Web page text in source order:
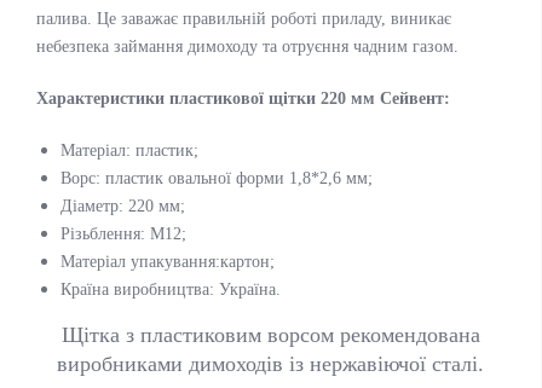
палива. Це заважає правильній роботі приладу, виникає
небезпека займання димоходу та отруєння чадним газом.
Характеристики пластикової щітки 220 мм Сейвент:
Матеріал: пластик;
Ворс: пластик овальної форми 1,8*2,6 мм;
Діаметр: 220 мм;
Різьблення: М12;
Матеріал упакування:картон;
Країна виробництва: Україна.
Щітка з пластиковим ворсом рекомендована
виробниками димоходів із нержавіючої сталі.